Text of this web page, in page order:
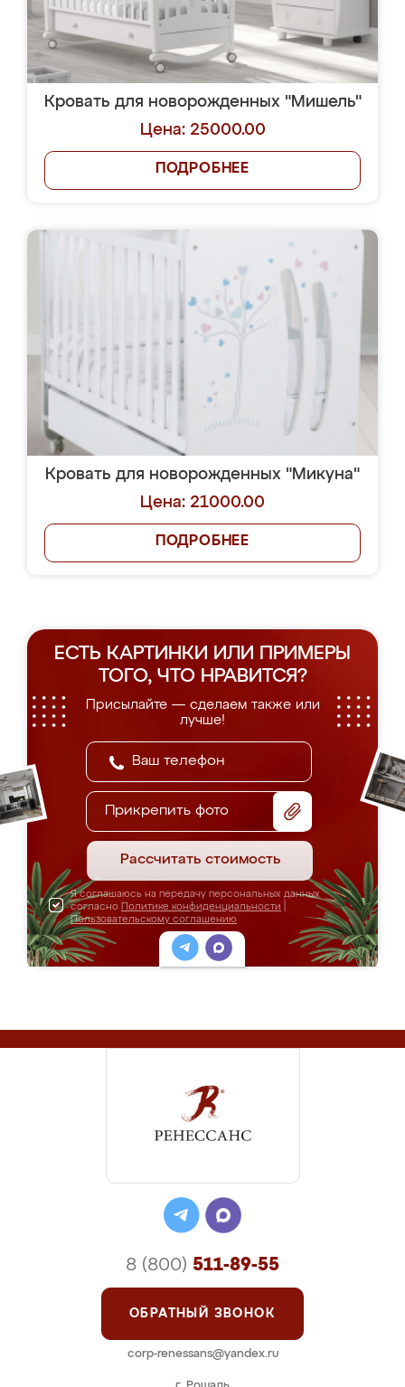
Кровать для новорожденных "Мишель"
Цена: 25000.00
ПОДРОБНЕЕ
Кровать для новорожденных "Микуна"
Цена: 21000.00
ПОДРОБНЕЕ
ЕСТЬ КАРТИНКИ ИЛИ ПРИМЕРЫ
ТОГО, ЧТО НРАВИТСЯ?
Присылайте — сделаем также или
лучше!
Прикрепить фото
Рассчитать стоимость
Я соглашаюсь на передачу персональных данных
согласно Политике конфиденциальности
Пользовательскому соглашению
8 (800) 511-89-55
ОБРАТНЫЙ ЗВОНОК
corp-renessans@yandex.ru